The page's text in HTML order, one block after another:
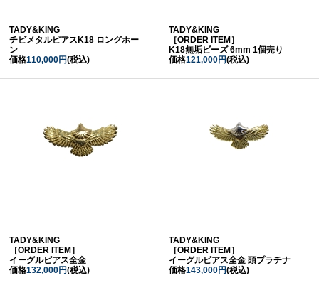
TADY&KING
チビメタルピアスK18 ロングホー
ン
価格110,000円(税込)
TADY&KING
［ORDER ITEM］
K18無垢ビーズ 6mm 1個売り
価格121,000円(税込)
TADY&KING
［ORDER ITEM］
イーグルピアス全金
価格132,000円(税込)
TADY&KING
［ORDER ITEM］
イーグルピアス全金 頭プラチナ
価格143,000円(税込)